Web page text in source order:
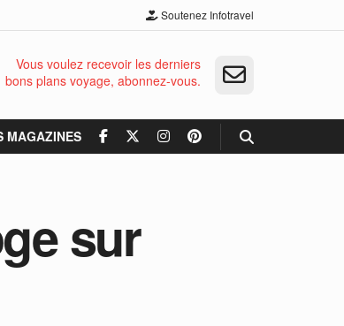
Soutenez Infotravel
Vous voulez recevoir les derniers
bons plans voyage, abonnez-vous.
MAGAZINES
sur